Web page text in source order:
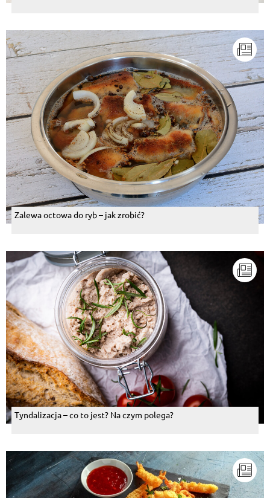
Zalewa octowa do ryb – jak zrobić?
Tyndalizacja – co to jest? Na czym polega?